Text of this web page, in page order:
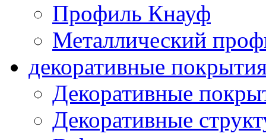
Профиль Кнауф
Металлический
декоративные
Декоративные
Декоративные